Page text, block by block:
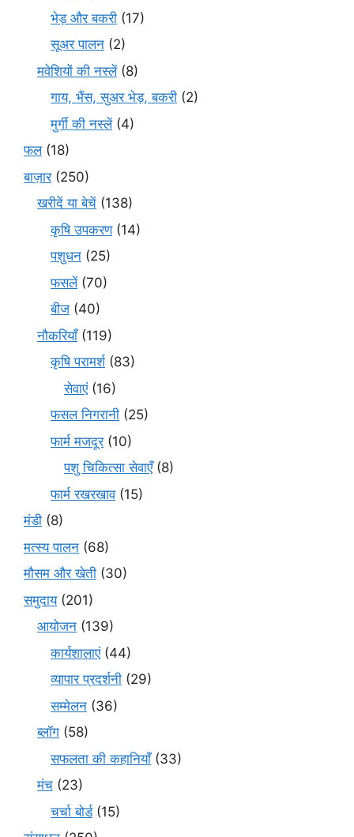
भेड़ और बकरी (17)
सूअर पालन (2)
मवेशियों की नस्लें(8)
गाय, भैंस, सुअर भेड़, बकरी (2)
मुर्गी की नस्लें(4)
फल(18)
बाज़ार(250)
खरीदें या बेचें (138)
कृषि उपकरण(14)
पशुधन (25)
फसलें(70)
बीज (40)
नौकरियाँ(119)
कृषि परामर्श(83)
सेवाएं(16)
फसल निगरानी (25)
फार्म मजदूर(10)
पशु चिकित्सा सेवाएँ(8)
फार्म रखरखाव(15)
मंडी (8)
मत्स्य पालन (68)
मौसम और खेती (30)
समुदाय(201)
आयोजन (139)
कार्यशालाएं(44)
व्यापार प्रदर्शनी (29)
सम्मेलन (36)
ब्लॉग (58)
सफलता की कहानियाँ(33)
मंच (23)
चर्चा बोर्ड(15)